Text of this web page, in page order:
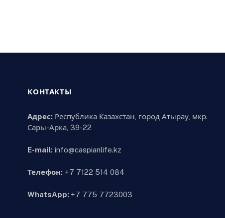
КОНТАКТЫ
Адрес: Республика Казахстан, город Атырау, мкр.
Сары-Арка, 39-22
E-mail: info@caspianlife.kz
Телефон: +7 7122 514 084
WhatsApp: +7 775 7723003